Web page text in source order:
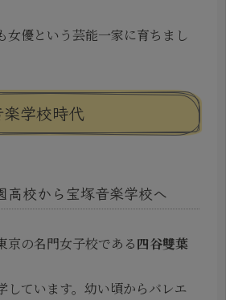
女優という芸能一家に育ちまし
学校時代
高校から宝塚音楽学校へ
京の名門女子校である四谷雙葉
しています。幼い頃からバレエ